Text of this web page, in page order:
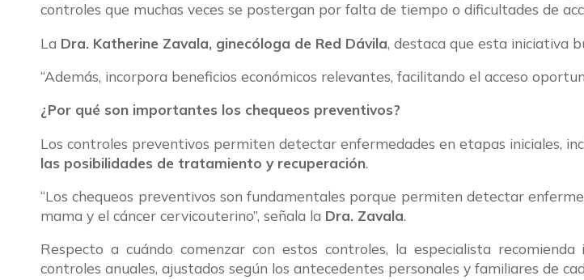
controles que muchas veces se postergan por falta de tiempo o dificultades de
La Dra. Katherine Zavala, ginecóloga de Red Dávila, destaca que esta iniciativa
“Además, incorpora beneficios económicos relevantes, facilitando el acceso
¿Por qué son importantes los chequeos preventivos?
Los controles preventivos permiten detectar enfermedades en etapas iniciales,
las posibilidades de tratamiento y recuperación.
“Los chequeos preventivos son fundamentales porque permiten detectar
mama y el cáncer cervicouterino”, señala la Dra. Zavala.
Respecto a cuándo comenzar con estos controles, la especialista recomienda
controles anuales, ajustados según los antecedentes personales y familiares de